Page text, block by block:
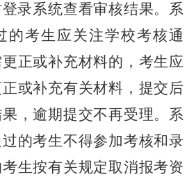
录系统查看审核结果。系
的考生应关注学校考核通
正或补充材料的，考生应
或补充有关材料，提交后
，逾期提交不再受理。系
的考生不得参加考核和录
生按有关规定取消报考资